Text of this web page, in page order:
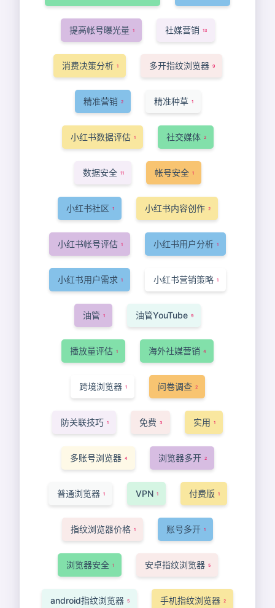
提高帐号曝光量 1 社媒营销 13
消费决策分析 1 多开指纹浏览器 9
精准营销 2 精准种草 1
小红书数据评估 1 社交媒体 2
数据安全 11 帐号安全 1
小红书社区 1 小红书内容创作 2
小红书帐号评估 1 小红书用户分析 1
小红书用户需求 1 小红书营销策略 1
油管 1 油管YouTube 9
播放量评估 1 海外社媒营销 4
跨境浏览器 1 问卷调查 2
防关联技巧 1 免费 3 实用 1
多账号浏览器 4 浏览器多开 2
普通浏览器 1 VPN 1 付费版 1
指纹浏览器价格 1 账号多开 1
浏览器安全 1 安卓指纹浏览器 5
android指纹浏览器 5 手机指纹浏览器 2